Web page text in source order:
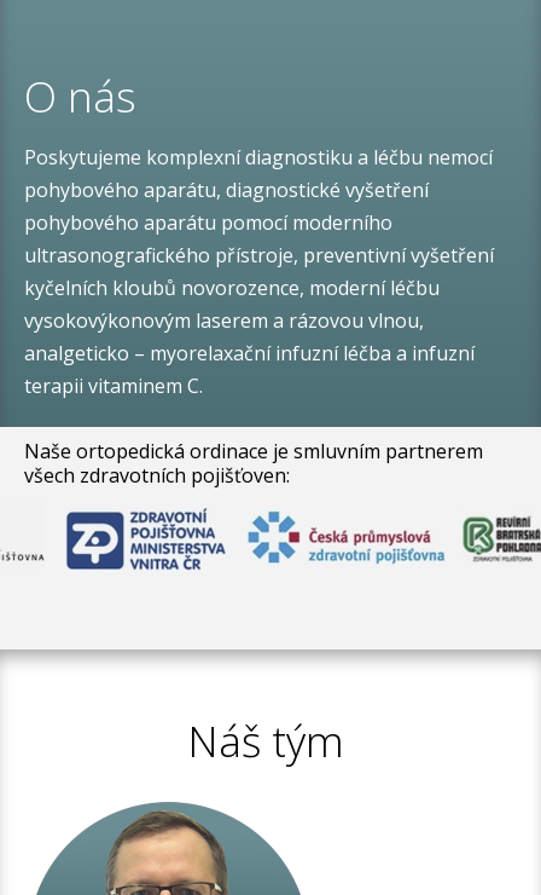
O nás
Poskytujeme komplexní diagnostiku a léčbu nemocí
pohybového aparátu, diagnostické vyšetření
pohybového aparátu pomocí moderního
ultrasonografického přístroje, preventivní vyšetření
kyčelních kloubů novorozence, moderní léčbu
vysokovýkonovým laserem a rázovou vlnou,
analgeticko – myorelaxační infuzní léčba a infuzní
terapii vitaminem C.
Naše ortopedická ordinace je smluvním partnerem
všech zdravotních pojišťoven:
Náš tým